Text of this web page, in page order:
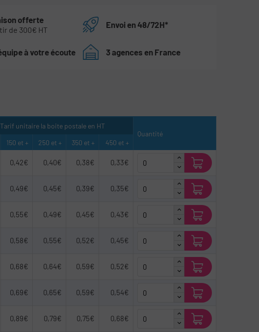
offerte
de 300€ HT
Envoi en 48/72H*
à votre écoute 3 agences en France
Tarif unitaire la boite postale en HT
Quantité
150 et + 250 et + 350 et + 450 et +
0,42€ 0,40€ 0,38€ 0,33€
0,49€ 0,45€ 0,39€ 0,35€
0,55€ 0,49€ 0,45€ 0,43€
0,58€ 0,55€ 0,52€ 0,45€
0,68€ 0,64€ 0,59€ 0,52€
0,69€ 0,65€ 0,59€ 0,54€
0,89€ 0,79€ 0,75€ 0,68€